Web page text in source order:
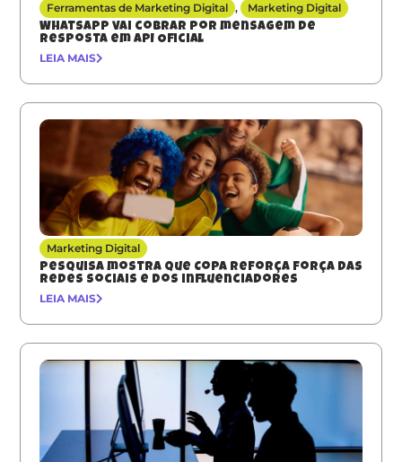
Ferramentas de Marketing Digital , Marketing Digital
Whatsapp vai cobrar por mensagem de
resposta em API Oficial
LEIA MAIS
Marketing Digital
Pesquisa mostra que Copa reforça força das
redes sociais e dos influenciadores
LEIA MAIS